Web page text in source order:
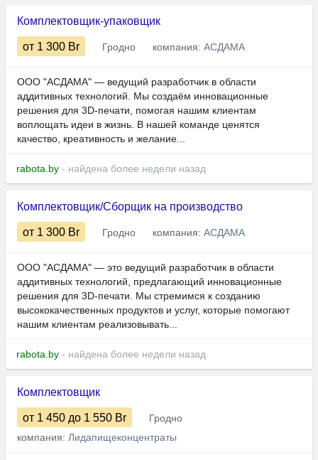
Комплектовщик-упаковщик
от 1 300 Br Гродно компания: АСДАМА
ООО "АСДАМА" — ведущий разработчик в области
аддитивных технологий. Мы создаём инновационные
решения для 3D-печати, помогая нашим клиентам
воплощать идеи в жизнь. В нашей команде ценятся
качество, креативность и желание...
rabota.by - найдена более недели назад
Комплектовщик/Сборщик на производство
от 1 300 Br Гродно компания: АСДАМА
ООО "АСДАМА" — это ведущий разработчик в области
аддитивных технологий, предлагающий инновационные
решения для 3D-печати. Мы стремимся к созданию
высококачественных продуктов и услуг, которые помогают
нашим клиентам реализовывать...
rabota.by - найдена более недели назад
Комплектовщик
от 1 450 до 1 550 Br
Гродно
компания: Лидапищеконцентраты